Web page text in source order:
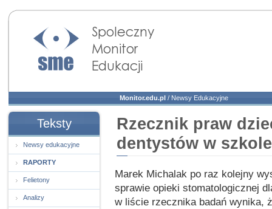
Społeczny Monitor
Edukacji
Monitor.edu.pl / Newsy Edukacyjne
Teksty
Newsy edukacyjne
RAPORTY
Felietony
Analizy
Rzecznik praw
dentystów w szkole
Marek Michalak po raz kolejny
sprawie opieki stomatologicznej
w liście rzecznika badań wynika,